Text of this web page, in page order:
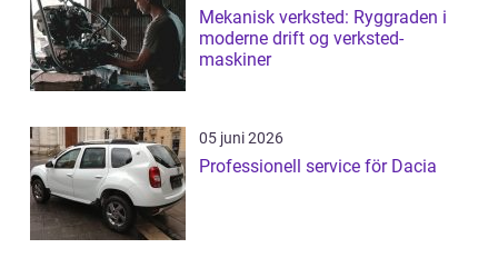
Mekanisk verksted: Ryggraden i
moderne drift og verksted-
maskiner
05 juni 2026
Professionell service för Dacia